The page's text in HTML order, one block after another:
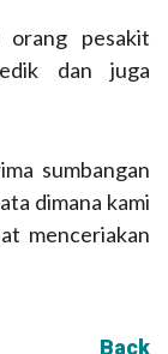
pesakit
dan juga
sumbangan
dimana kami
menceriakan
Back